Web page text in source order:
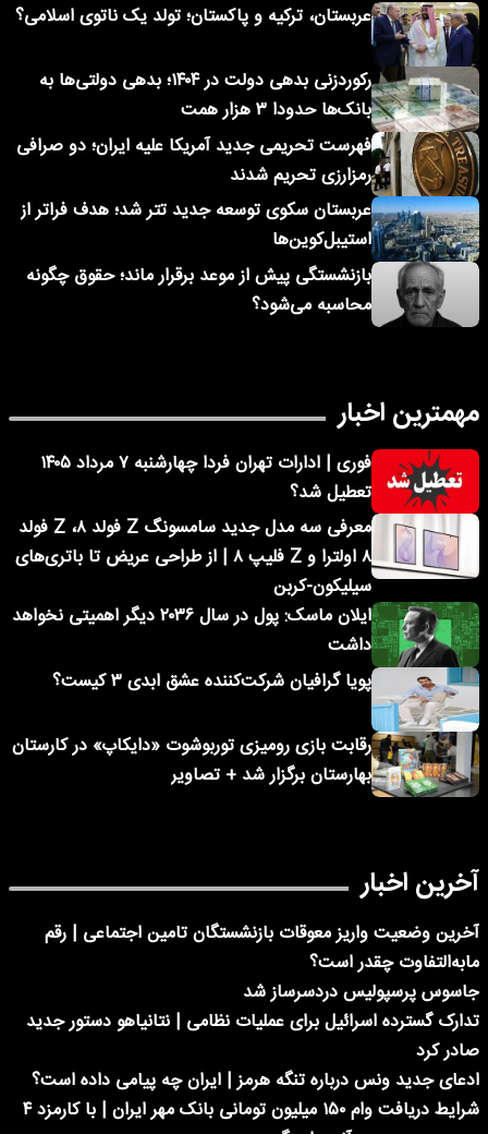
عربستان، ترکیه و پاکستان؛ تولد یک ناتوی اسلامی؟
رکوردزنی بدهی دولت در ۱۴۰۴؛ بدهی دولتی‌ها به
بانک‌ها حدودا ۳ هزار همت
فهرست تحریمی جدید آمریکا علیه ایران؛ دو صرافی
رمزارزی تحریم شدند
عربستان سکوی توسعه جدید تتر شد؛ هدف فراتر از
استیبل‌کوین‌ها
بازنشستگی پیش از موعد برقرار ماند؛ حقوق چگونه
محاسبه می‌شود؟
مهمترین اخبار
فوری | ادارات تهران فردا چهارشنبه ۷ مرداد ۱۴۰۵
تعطیل شد؟
معرفی سه مدل جدید سامسونگ Z فولد ۸، Z فولد
۸ اولترا و Z فلیپ ۸ | از طراحی عریض تا باتری‌های
سیلیکون-کربن
ایلان ماسک: پول در سال ۲۰۳۶ دیگر اهمیتی نخواهد
داشت
پویا گرافیان شرکت‌کننده عشق ابدی ۳ کیست؟
رقابت بازی رومیزی توربوشوت «دایکاپ» در کارستان
بهارستان برگزار شد + تصاویر
آخرین اخبار
آخرین وضعیت واریز معوقات بازنشستگان تامین اجتماعی | رقم
مابه‌التفاوت چقدر است؟
جاسوس پرسپولیس دردسرساز شد
تدارک گسترده اسرائیل برای عملیات نظامی | نتانیاهو دستور جدید
صادر کرد
ادعای جدید ونس درباره تنگه هرمز | ایران چه پیامی داده است؟
شرایط دریافت وام ۱۵۰ میلیون تومانی بانک مهر ایران | با کارمزد ۴